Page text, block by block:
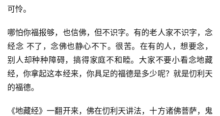
可怜。
哪怕你福报够，也信佛，但不识字。有的老人家不识字，念
经念 不了，念佛也静心不下。很苦。在有的人，想要念，
别人却种种障碍，搞得家庭不和睦。大家不要小看念地藏
经，你拿起这本经来，你具足的福德是多少呢？就是忉利天
的福德。
《地藏经》一翻开来，佛在忉利天讲法，十方诸佛菩萨，鬼